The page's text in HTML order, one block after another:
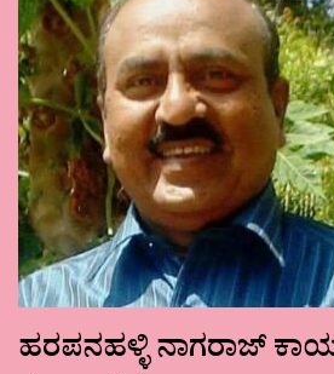
ಹರಪನಹಳ್ಳಿ ನಾಗರಾಜ್